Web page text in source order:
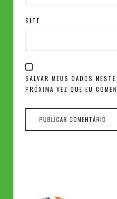
SITE
SALVAR MEUS DADOS
PRÓXIMA VEZ QUE EU